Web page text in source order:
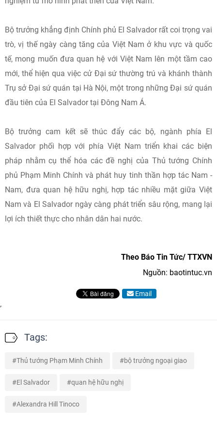
Bộ trưởng khẳng định Chính phủ El Salvador rất coi trọng vai
trò, vị thế ngày càng tăng của Việt Nam ở khu vực và quốc
tế, mong muốn đưa quan hệ với Việt Nam lên một tầm cao
mới, thể hiện qua việc cử Đại sứ thường trú và khánh thành
Trụ sở Đại sứ quán tại Hà Nội, một trong những Đại sứ quán
đầu tiên của El Salvador tại Đông Nam Á.
Bộ trưởng cam kết sẽ thúc đẩy các bộ, ngành phía El
Salvador phối hợp với phía Việt Nam triển khai các biện
pháp nhằm cụ thể hóa các đề nghị của Thủ tướng Chính
phủ Phạm Minh Chính và phát huy tinh thần hợp tác Nam -
Nam, đưa quan hệ hữu nghị, hợp tác nhiều mặt giữa Việt
Nam và El Salvador ngày càng phát triển sâu rộng, mang lại
lợi ích thiết thực cho nhân dân hai nước.
Theo Báo Tin Tức/ TTXVN
Nguồn: baotintuc.vn
Email
Tags:
Thủ tướng Phạm Minh Chính bộ trưởng ngoại giao
El Salvador quan hệ hữu nghị
Alexandra Hill Tinoco